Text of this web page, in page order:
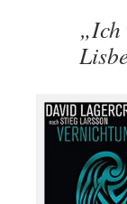
„Ich